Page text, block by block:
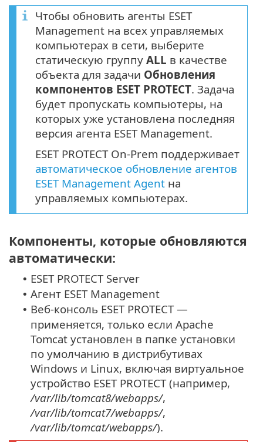
Чтобы обновить агенты ESET
Management на всех управляемых
компьютерах в сети, выберите
статическую группу ALL в качестве
объекта для задачи Обновления
компонентов ESET PROTECT. Задача
будет пропускать компьютеры, на
которых уже установлена последняя
версия агента ESET Management.
ESET PROTECT On-Prem поддерживает
автоматическое обновление агентов
ESET Management Agent на
управляемых компьютерах.
Компоненты, которые обновляются
автоматически:
• ESET PROTECT Server
• Агент ESET Management
• Веб-консоль ESET PROTECT —
применяется, только если Apache
Tomcat установлен в папке установки
по умолчанию в дистрибутивах
Windows и Linux, включая виртуальное
устройство ESET PROTECT (например,
/var/lib/tomcat8/webapps/,
/var/lib/tomcat7/webapps/,
/var/lib/tomcat/webapps/).